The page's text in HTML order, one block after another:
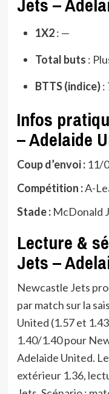
1X2: —
Total buts :
BTTS (indice):
Infos
– Adelaide
Coup d’envoi :11/
Compétition :A-
Stade :McDonald
Lecture &
Jets –
Newcastle Jets
par match sur la
United (1.57 et
1.40/1.40 pour
Adelaide United.
extérieur 1.36,